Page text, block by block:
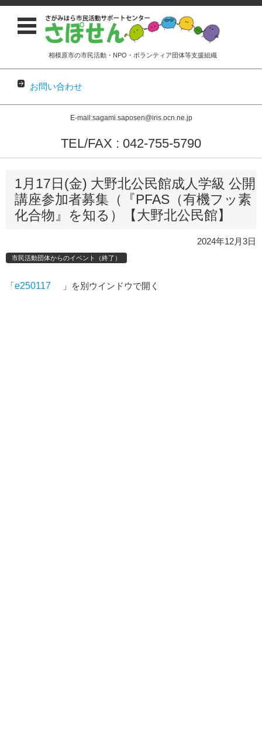
相模原市の市民活動・NPO・ボランティア団体等支援組織
お問い合わせ
E-mail:sagami.saposen@iris.ocn.ne.jp
TEL/FAX : 042-755-5790
コンテンツに移動
1月17日(金) 大野北公民館成人学級 公開
講座参加者募集（『PFAS（有機フッ素
化合物』を知る）【大野北公民館】
2024年12月3日
市民活動団体からのイベント（終了）
「e250117 」を別ウインドウで開く